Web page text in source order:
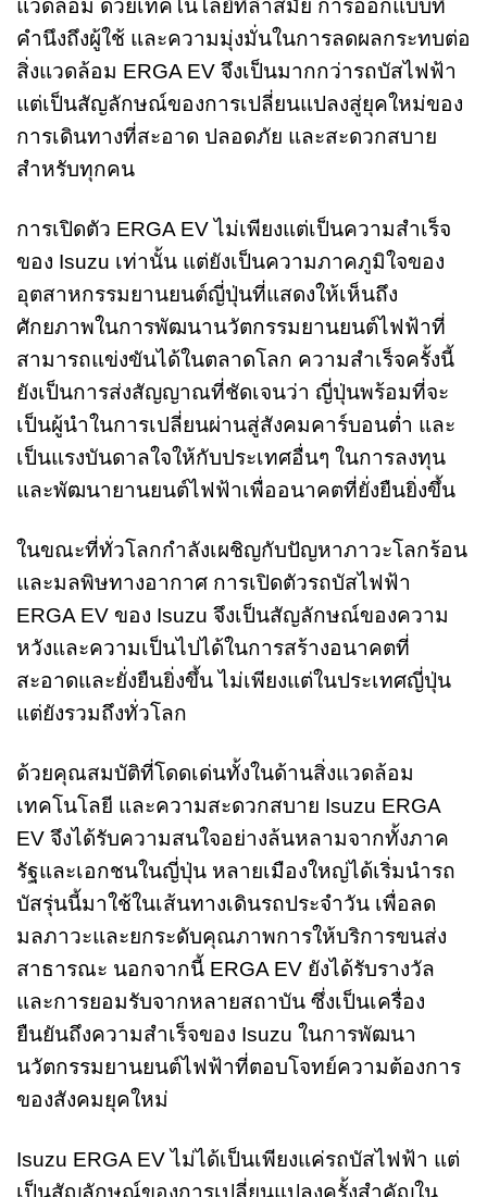
แวดล้อม ด้วยเทคโนโลยีที่ล้ำสมัย การออกแบบที่
คำนึงถึงผู้ใช้ และความมุ่งมั่นในการลดผลกระทบต่อ
สิ่งแวดล้อม ERGA EV จึงเป็นมากกว่ารถบัสไฟฟ้า
แต่เป็นสัญลักษณ์ของการเปลี่ยนแปลงสู่ยุคใหม่ของ
การเดินทางที่สะอาด ปลอดภัย และสะดวกสบาย
สำหรับทุกคน
การเปิดตัว ERGA EV ไม่เพียงแต่เป็นความสำเร็จ
ของ Isuzu เท่านั้น แต่ยังเป็นความภาคภูมิใจของ
อุตสาหกรรมยานยนต์ญี่ปุ่นที่แสดงให้เห็นถึง
ศักยภาพในการพัฒนานวัตกรรมยานยนต์ไฟฟ้าที่
สามารถแข่งขันได้ในตลาดโลก ความสำเร็จครั้งนี้
ยังเป็นการส่งสัญญาณที่ชัดเจนว่า ญี่ปุ่นพร้อมที่จะ
เป็นผู้นำในการเปลี่ยนผ่านสู่สังคมคาร์บอนต่ำ และ
เป็นแรงบันดาลใจให้กับประเทศอื่นๆ ในการลงทุน
และพัฒนายานยนต์ไฟฟ้าเพื่ออนาคตที่ยั่งยืนยิ่งขึ้น
ในขณะที่ทั่วโลกกำลังเผชิญกับปัญหาภาวะโลกร้อน
และมลพิษทางอากาศ การเปิดตัวรถบัสไฟฟ้า
ERGA EV ของ Isuzu จึงเป็นสัญลักษณ์ของความ
หวังและความเป็นไปได้ในการสร้างอนาคตที่
สะอาดและยั่งยืนยิ่งขึ้น ไม่เพียงแต่ในประเทศญี่ปุ่น
แต่ยังรวมถึงทั่วโลก
ด้วยคุณสมบัติที่โดดเด่นทั้งในด้านสิ่งแวดล้อม
เทคโนโลยี และความสะดวกสบาย Isuzu ERGA
EV จึงได้รับความสนใจอย่างล้นหลามจากทั้งภาค
รัฐและเอกชนในญี่ปุ่น หลายเมืองใหญ่ได้เริ่มนำรถ
บัสรุ่นนี้มาใช้ในเส้นทางเดินรถประจำวัน เพื่อลด
มลภาวะและยกระดับคุณภาพการให้บริการขนส่ง
สาธารณะ นอกจากนี้ ERGA EV ยังได้รับรางวัล
และการยอมรับจากหลายสถาบัน ซึ่งเป็นเครื่อง
ยืนยันถึงความสำเร็จของ Isuzu ในการพัฒนา
นวัตกรรมยานยนต์ไฟฟ้าที่ตอบโจทย์ความต้องการ
ของสังคมยุคใหม่
Isuzu ERGA EV ไม่ได้เป็นเพียงแค่รถบัสไฟฟ้า แต่
เป็นสัญลักษณ์ของการเปลี่ยนแปลงครั้งสำคัญใน